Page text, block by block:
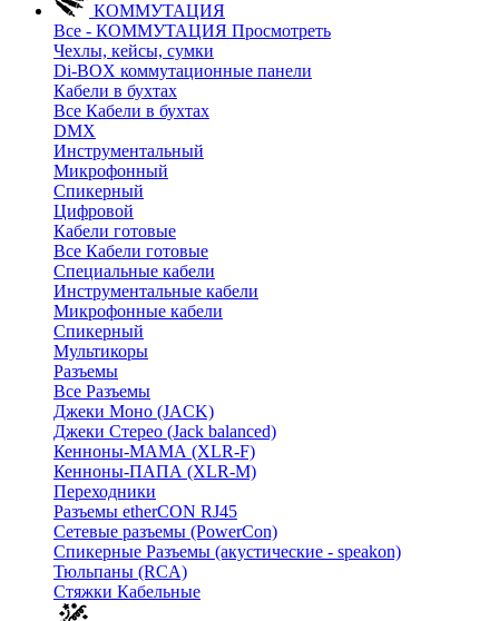
КОММУТАЦИЯ
Все - КОММУТАЦИЯ Просмотреть
Чехлы, кейсы, сумки
Di-BOX коммутационные панели
Кабели в бухтах
Все Кабели в бухтах
DMX
Инструментальный
Микрофонный
Спикерный
Цифровой
Кабели готовые
Все Кабели готовые
Cпециальные кабели
Инструментальные кабели
Микрофонные кабели
Спикерный
Мультикоры
Разъемы
Все Разъемы
Джеки Моно (JACK)
Джеки Стерео (Jack balanced)
Кенноны-МАМА (XLR-F)
Кенноны-ПАПА (XLR-M)
Переходники
Разъемы etherCON RJ45
Сетевые разъемы (PowerCon)
Спикерные Разъемы (акустические - speakon)
Тюльпаны (RCA)
Стяжки Кабельные